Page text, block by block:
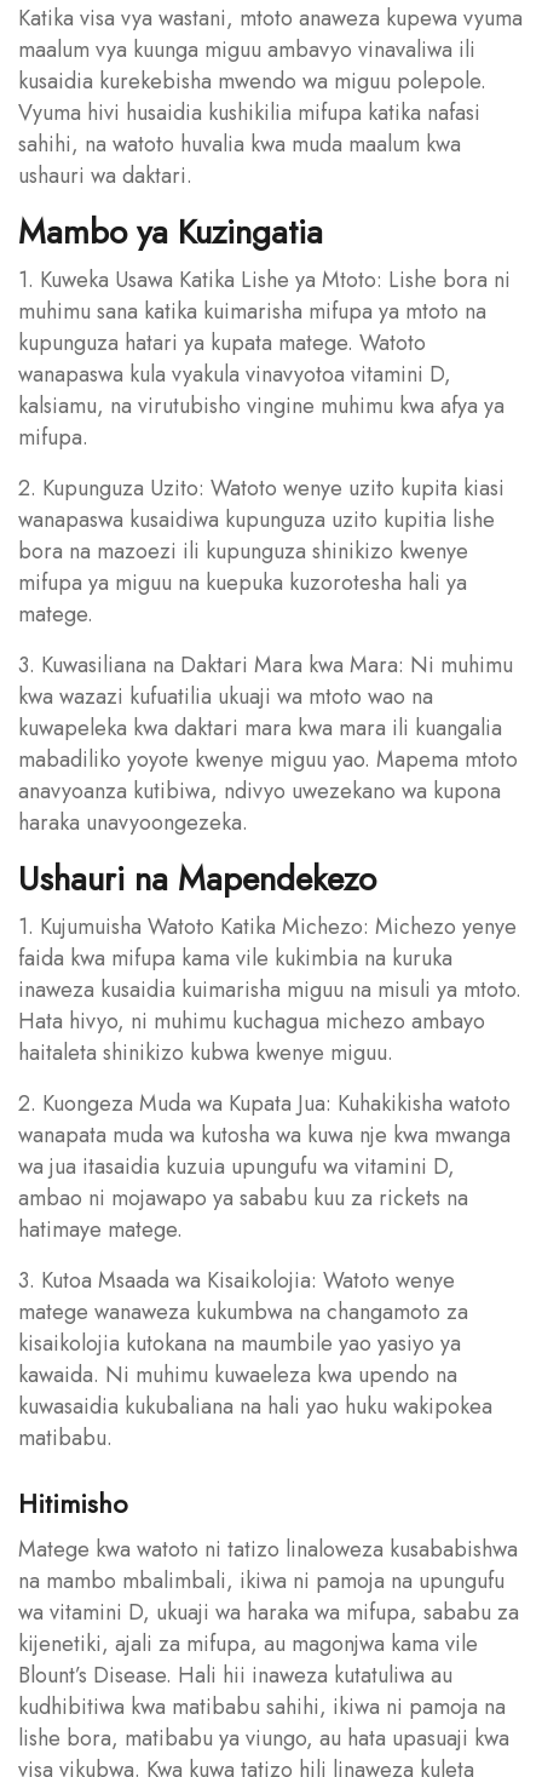
Katika visa vya wastani, mtoto anaweza kupewa vyuma
maalum vya kuunga miguu ambavyo vinavaliwa ili
kusaidia kurekebisha mwendo wa miguu polepole.
Vyuma hivi husaidia kushikilia mifupa katika nafasi
sahihi, na watoto huvalia kwa muda maalum kwa
ushauri wa daktari.
Mambo ya Kuzingatia
1. Kuweka Usawa Katika Lishe ya Mtoto: Lishe bora ni
muhimu sana katika kuimarisha mifupa ya mtoto na
kupunguza hatari ya kupata matege. Watoto
wanapaswa kula vyakula vinavyotoa vitamini D,
kalsiamu, na virutubisho vingine muhimu kwa afya ya
mifupa.
2. Kupunguza Uzito: Watoto wenye uzito kupita kiasi
wanapaswa kusaidiwa kupunguza uzito kupitia lishe
bora na mazoezi ili kupunguza shinikizo kwenye
mifupa ya miguu na kuepuka kuzorotesha hali ya
matege.
3. Kuwasiliana na Daktari Mara kwa Mara: Ni muhimu
kwa wazazi kufuatilia ukuaji wa mtoto wao na
kuwapeleka kwa daktari mara kwa mara ili kuangalia
mabadiliko yoyote kwenye miguu yao. Mapema mtoto
anavyoanza kutibiwa, ndivyo uwezekano wa kupona
haraka unavyoongezeka.
Ushauri na Mapendekezo
1. Kujumuisha Watoto Katika Michezo: Michezo yenye
faida kwa mifupa kama vile kukimbia na kuruka
inaweza kusaidia kuimarisha miguu na misuli ya mtoto.
Hata hivyo, ni muhimu kuchagua michezo ambayo
haitaleta shinikizo kubwa kwenye miguu.
2. Kuongeza Muda wa Kupata Jua: Kuhakikisha watoto
wanapata muda wa kutosha wa kuwa nje kwa mwanga
wa jua itasaidia kuzuia upungufu wa vitamini D,
ambao ni mojawapo ya sababu kuu za rickets na
hatimaye matege.
3. Kutoa Msaada wa Kisaikolojia: Watoto wenye
matege wanaweza kukumbwa na changamoto za
kisaikolojia kutokana na maumbile yao yasiyo ya
kawaida. Ni muhimu kuwaeleza kwa upendo na
kuwasaidia kukubaliana na hali yao huku wakipokea
matibabu.
Hitimisho
Matege kwa watoto ni tatizo linaloweza kusababishwa
na mambo mbalimbali, ikiwa ni pamoja na upungufu
wa vitamini D, ukuaji wa haraka wa mifupa, sababu za
kijenetiki, ajali za mifupa, au magonjwa kama vile
Blount’s Disease. Hali hii inaweza kutatuliwa au
kudhibitiwa kwa matibabu sahihi, ikiwa ni pamoja na
lishe bora, matibabu ya viungo, au hata upasuaji kwa
visa vikubwa. Kwa kuwa tatizo hili linaweza kuleta